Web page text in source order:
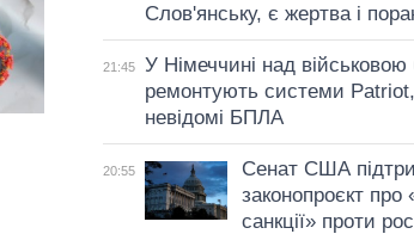
Слов'янську, є жертва і
21:45
У Німеччині над
ремонтують системи
невідомі БПЛА
20:55
Сенат США
законопроєкт про
санкції» проти